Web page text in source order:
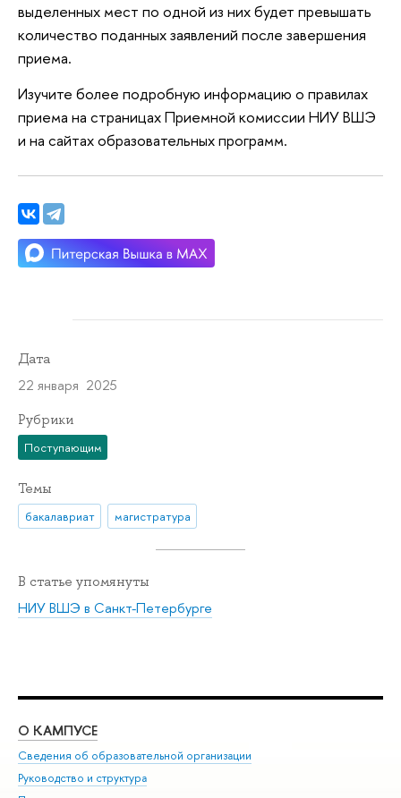
выделенных мест по одной из них будет превышать
количество поданных заявлений после завершения
приема.
Изучите более подробную информацию о правилах
приема на страницах Приемной комиссии НИУ ВШЭ
и на сайтах образовательных программ.
Дата
22 января 2025
Рубрики
Поступающим
Темы
бакалавриат магистратура
В статье упомянуты
НИУ ВШЭ в Санкт-Петербурге
О КАМПУСЕ
Сведения об образовательной организации
Руководство и структура